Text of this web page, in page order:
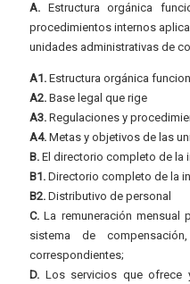
A. Estructura orgánica
procedimientos internos
unidades administrativas de
A1. Estructura orgánica
A2. Base legal que rige
A3. Regulaciones y
A4. Metas y objetivos de las
B. El directorio completo de la
B1. Directorio completo de la
B2. Distributivo de personal
C. La remuneración
sistema de
correspondientes;
D. Los servicios que